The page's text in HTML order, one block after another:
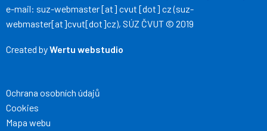
e-mail: suz-webmaster[at] cvut [dot] cz(suz-
webmaster[at]cvut[dot]cz), SÚZ ČVUT © 2019
Created byWertu webstudio
Ochrana osobních údajů
Cookies
Mapa webu